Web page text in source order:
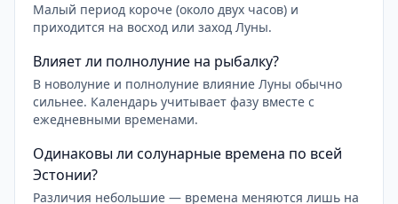
Малый период короче (около двух часов) и
приходится на восход или заход Луны.
Влияет ли полнолуние на рыбалку?
В новолуние и полнолуние влияние Луны обычно
сильнее. Календарь учитывает фазу вместе с
ежедневными временами.
Одинаковы ли солунарные времена по всей
Эстонии?
Различия небольшие — времена меняются лишь на